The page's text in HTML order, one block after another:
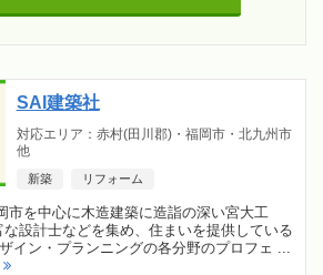
SAI建築社
対応エリア：赤村(田川郡)・福岡市・北九州市
他
新築 リフォーム
市を中心に木造建築に造詣の深い宮大工
設計士などを集め、住まいを提供している
イン・プランニングの各分野のプロフェ ...